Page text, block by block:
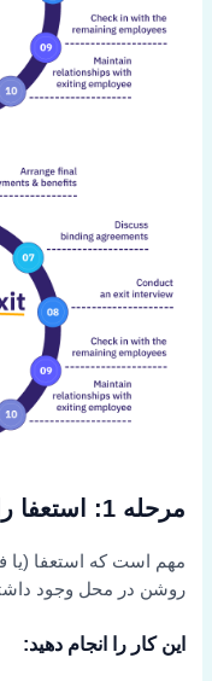
مرحله 1: استعفا را مدیریت کنید
مهم است که استعفا
روشن در محل وجود
این کار را انجام دهید: